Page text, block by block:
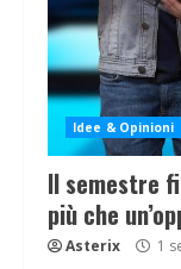
Idee & Opinioni
Il semestre
più che
Asterix 1